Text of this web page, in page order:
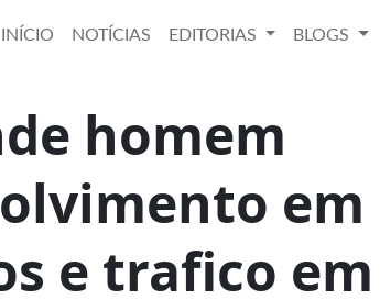
INÍCIO NOTÍCIAS EDITORIAS BLOGS
homem
em
e trafico em